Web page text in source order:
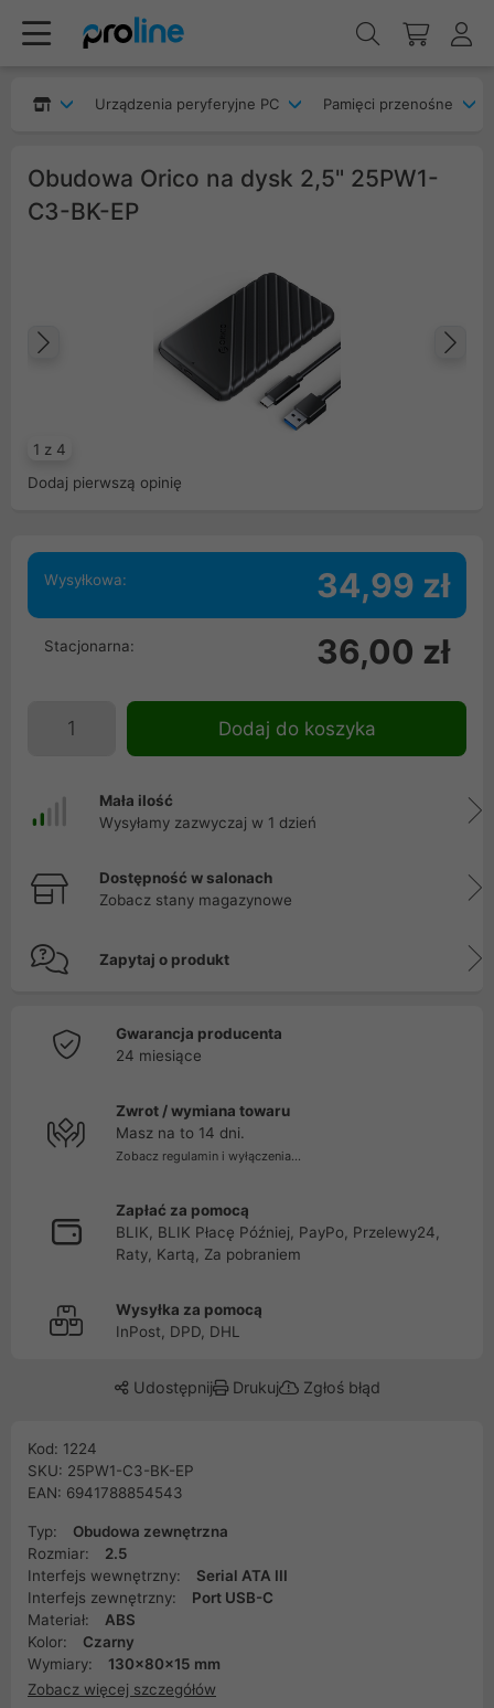
Urządzenia peryferyjne PC Pamięci przenośne
Obudowa Orico na dysk 2,5" 25PW1-
C3-BK-EP
1 z 4
Poprzedni
Dodaj pierwszą opinię
Wysyłkowa: 34,99 zł
Stacjonarna: 36,00 zł
Dodaj do koszyka
Mała ilość
Wysyłamy zazwyczaj w 1 dzień
Dostępność w salonach
Zobacz stany magazynowe
Zapytaj o produkt
Gwarancja producenta
24 miesiące
Zwrot / wymiana towaru
Masz na to 14 dni.
Zobacz regulamin i wyłączenia...
Zapłać za pomocą
BLIK, BLIK Płacę Później, PayPo, Przelewy24,
Raty, Kartą, Za pobraniem
Wysyłka za pomocą
InPost, DPD, DHL
Udostępnij Drukuj Zgłoś błąd
Kod: 1224
SKU: 25PW1-C3-BK-EP
EAN: 6941788854543
Typ:
Obudowa zewnętrzna
Rozmiar:
2.5
Interfejs wewnętrzny:
Serial ATA III
Interfejs zewnętrzny:
Port USB-C
Materiał:
ABS
Kolor:
Czarny
Wymiary:
130x80x15 mm
Zobacz więcej szczegółów